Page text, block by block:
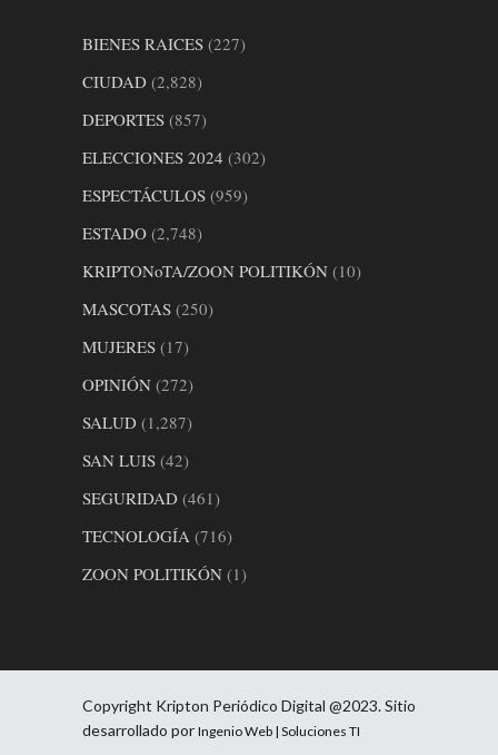
BIENES RAICES (227)
CIUDAD (2,828)
DEPORTES (857)
ELECCIONES 2024 (302)
ESPECTÁCULOS (959)
ESTADO (2,748)
KRIPTONoTA/ZOON POLITIKÓN (10)
MASCOTAS (250)
MUJERES (17)
OPINIÓN (272)
SALUD (1,287)
SAN LUIS (42)
SEGURIDAD (461)
TECNOLOGÍA (716)
ZOON POLITIKÓN (1)
Copyright Kripton Periódico Digital @2023. Sitio
desarrollado por Ingenio Web | Soluciones TI